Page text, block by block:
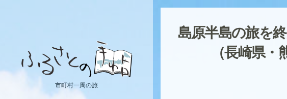
市町村一周の旅
島原半島の旅を
（長崎県